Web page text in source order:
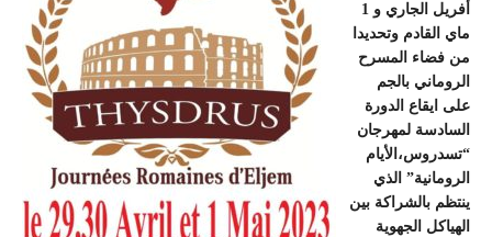
أفريل الجاري و 1
ماي القادم وتحديدا
من فضاء المسرح
الروماني بالجم
على ايقاع الدورة
السادسة لمهرجان
“تسدروس،الأيام
الرومانية” الذي
ينتظم بالشراكة بين
الهياكل الجهوية